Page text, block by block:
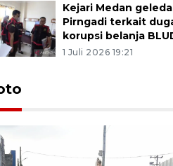
Kejari Medan
Pirngadi terkait
korupsi belanja
1 Juli 2026 19:21